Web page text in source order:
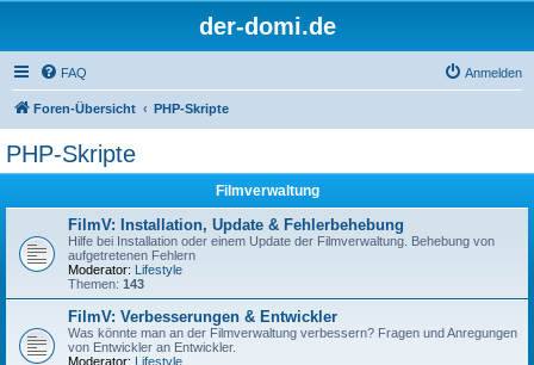
der-domi.de
FAQ Anmelden
Foren-Übersicht PHP-Skripte
PHP-Skripte
Filmverwaltung
FilmV: Installation, Update & Fehlerbehebung
Hilfe bei Installation oder einem Update der Filmverwaltung. Behebung von
aufgetretenen Fehlern
Moderator: Lifestyle
Themen: 143
FilmV: Verbesserungen & Entwickler
Was könnte man an der Filmverwaltung verbessern? Fragen und Anregungen
von Entwickler an Entwickler.
Moderator: Lifestyle